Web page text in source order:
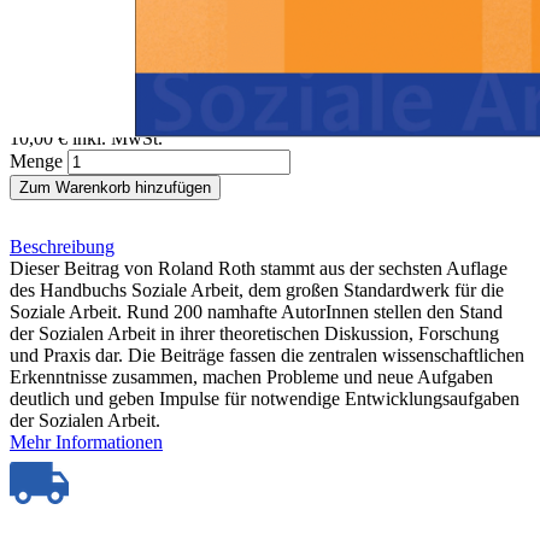
Digitale Ausgabe
10,00 € inkl. MwSt.
Menge
Zum Warenkorb hinzufügen
Beschreibung
Dieser Beitrag von Roland Roth stammt aus der sechsten Auflage
des Handbuchs Soziale Arbeit, dem großen Standardwerk für die
Soziale Arbeit. Rund 200 namhafte AutorInnen stellen den Stand
der Sozialen Arbeit in ihrer theoretischen Diskussion, Forschung
und Praxis dar. Die Beiträge fassen die zentralen wissenschaftlichen
Erkenntnisse zusammen, machen Probleme und neue Aufgaben
deutlich und geben Impulse für notwendige Entwicklungsaufgaben
der Sozialen Arbeit.
Mehr Informationen